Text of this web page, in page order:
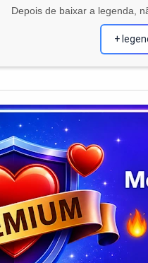
Depois de baixar a legenda,
+